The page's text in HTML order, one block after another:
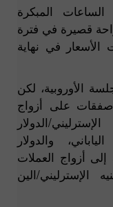
المبكرة
قصيرة في فترة
الأسعار في نهاية
الأوروبية، لكن
صفقات على أزواج
الدولار
والدولار
أزواج العملات
الإسترليني/الين